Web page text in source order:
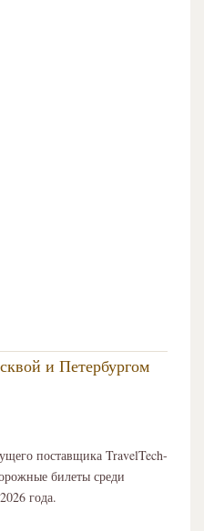
и Петербургом
поставщика TravelTech-
билеты среди
года.